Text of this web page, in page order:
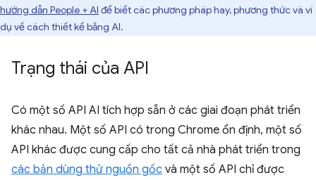
hướng dẫn People + AI để biết các phương pháp hay, phương thức và ví
dụ về cách thiết kế bằng AI.
Trạng thái của API
Có một số API AI tích hợp sẵn ở các giai đoạn phát triển
khác nhau. Một số API có trong Chrome ổn định, một số
API khác được cung cấp cho tất cả nhà phát triển trong
các bản dùng thử nguồn gốc và một số API chỉ được